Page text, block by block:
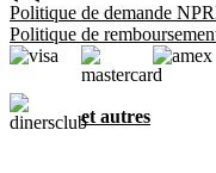
Politique de demande
Politique de
et autres